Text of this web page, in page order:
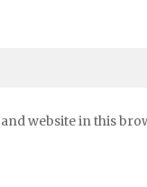
and website in this